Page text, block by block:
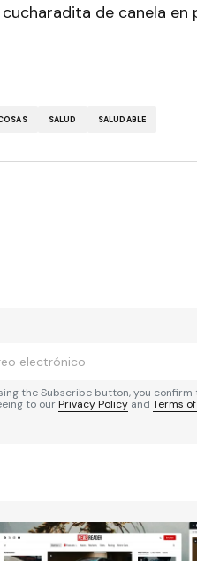
de canela en
SALUD SALUDABLE
the Subscribe button, you confirm
to ourPrivacy Policy and Terms